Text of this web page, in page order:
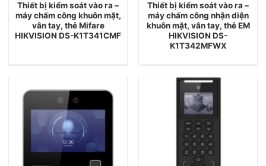
Thiết bị kiểm soát vào ra –
máy chấm công khuôn mặt,
vân tay, thẻ Mifare
HIKVISION DS-K1T341CMF
Thiết bị kiểm soát vào ra –
máy chấm công nhận diện
khuôn mặt, vân tay, thẻ EM
HIKVISION DS-
K1T342MFWX